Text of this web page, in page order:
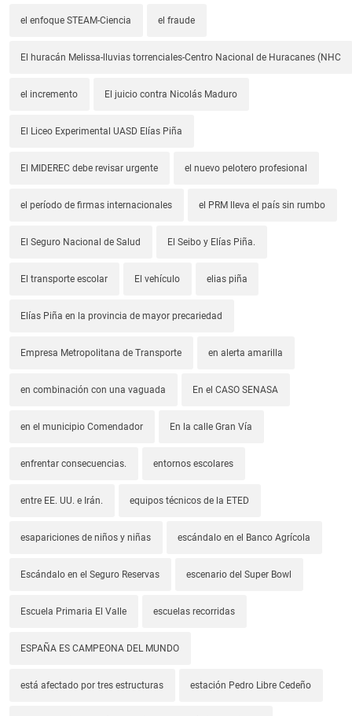
el enfoque STEAM-Ciencia el fraude
El huracán Melissa-lluvias torrenciales-Centro Nacional de Huracanes (NHC
el incremento El juicio contra Nicolás Maduro
El Liceo Experimental UASD Elías Piña
El MIDEREC debe revisar urgente el nuevo pelotero profesional
el período de firmas internacionales el PRM lleva el país sin rumbo
El Seguro Nacional de Salud El Seibo y Elías Piña.
El transporte escolar El vehículo elias piña
Elías Piña en la provincia de mayor precariedad
Empresa Metropolitana de Transporte en alerta amarilla
en combinación con una vaguada En el CASO SENASA
en el municipio Comendador En la calle Gran Vía
enfrentar consecuencias. entornos escolares
entre EE. UU. e Irán. equipos técnicos de la ETED
esapariciones de niños y niñas escándalo en el Banco Agrícola
Escándalo en el Seguro Reservas escenario del Super Bowl
Escuela Primaria El Valle escuelas recorridas
ESPAÑA ES CAMPEONA DEL MUNDO
está afectado por tres estructuras estación Pedro Libre Cedeño